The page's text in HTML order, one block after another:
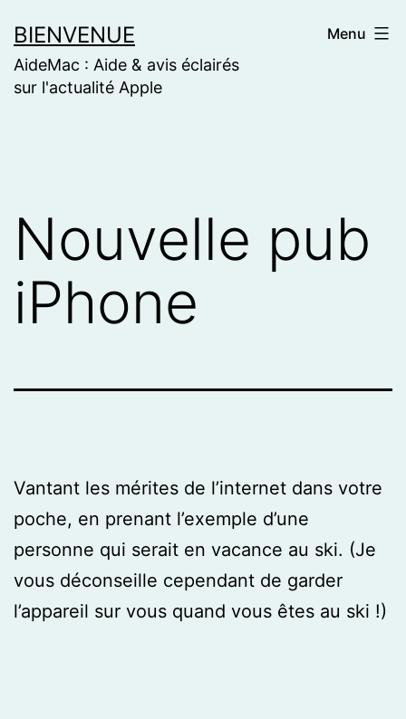
to
content
BIENVENUE
AideMac : Aide & avis éclairés
sur l'actualité Apple
Menu
Nouvelle pub
iPhone
Vantant les mérites de l’internet dans votre
poche, en prenant l’exemple d’une
personne qui serait en vacance au ski. (Je
vous déconseille cependant de garder
l’appareil sur vous quand vous êtes au ski !)